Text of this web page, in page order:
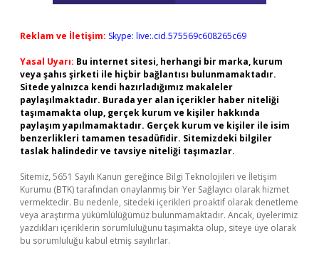
Reklam ve İletişim: Skype: live:.cid.575569c608265c69
Yasal Uyarı: Bu internet sitesi, herhangi bir marka, kurum
veya şahıs şirketi ile hiçbir bağlantısı bulunmamaktadır.
Sitede yalnızca kendi hazırladığımız makaleler
paylaşılmaktadır. Burada yer alan içerikler haber niteliği
taşımamakta olup, gerçek kurum ve kişiler hakkında
paylaşım yapılmamaktadır. Gerçek kurum ve kişiler ile isim
benzerlikleri tamamen tesadüfidir. Sitemizdeki bilgiler
taslak halindedir ve tavsiye niteliği taşımazlar.
Sitemiz, 5651 Sayılı Kanun gereğince Bilgi Teknolojileri ve İletişim
Kurumu (BTK) tarafından onaylanmış bir Yer Sağlayıcı olarak hizmet
vermektedir. Bu nedenle, sitedeki içerikleri proaktif olarak denetleme
veya araştırma yükümlülüğümüz bulunmamaktadır. Ancak, üyelerimiz
yazdıkları içeriklerin sorumluluğunu taşımakta olup, siteye üye olarak
bu sorumluluğu kabul etmiş sayılırlar.